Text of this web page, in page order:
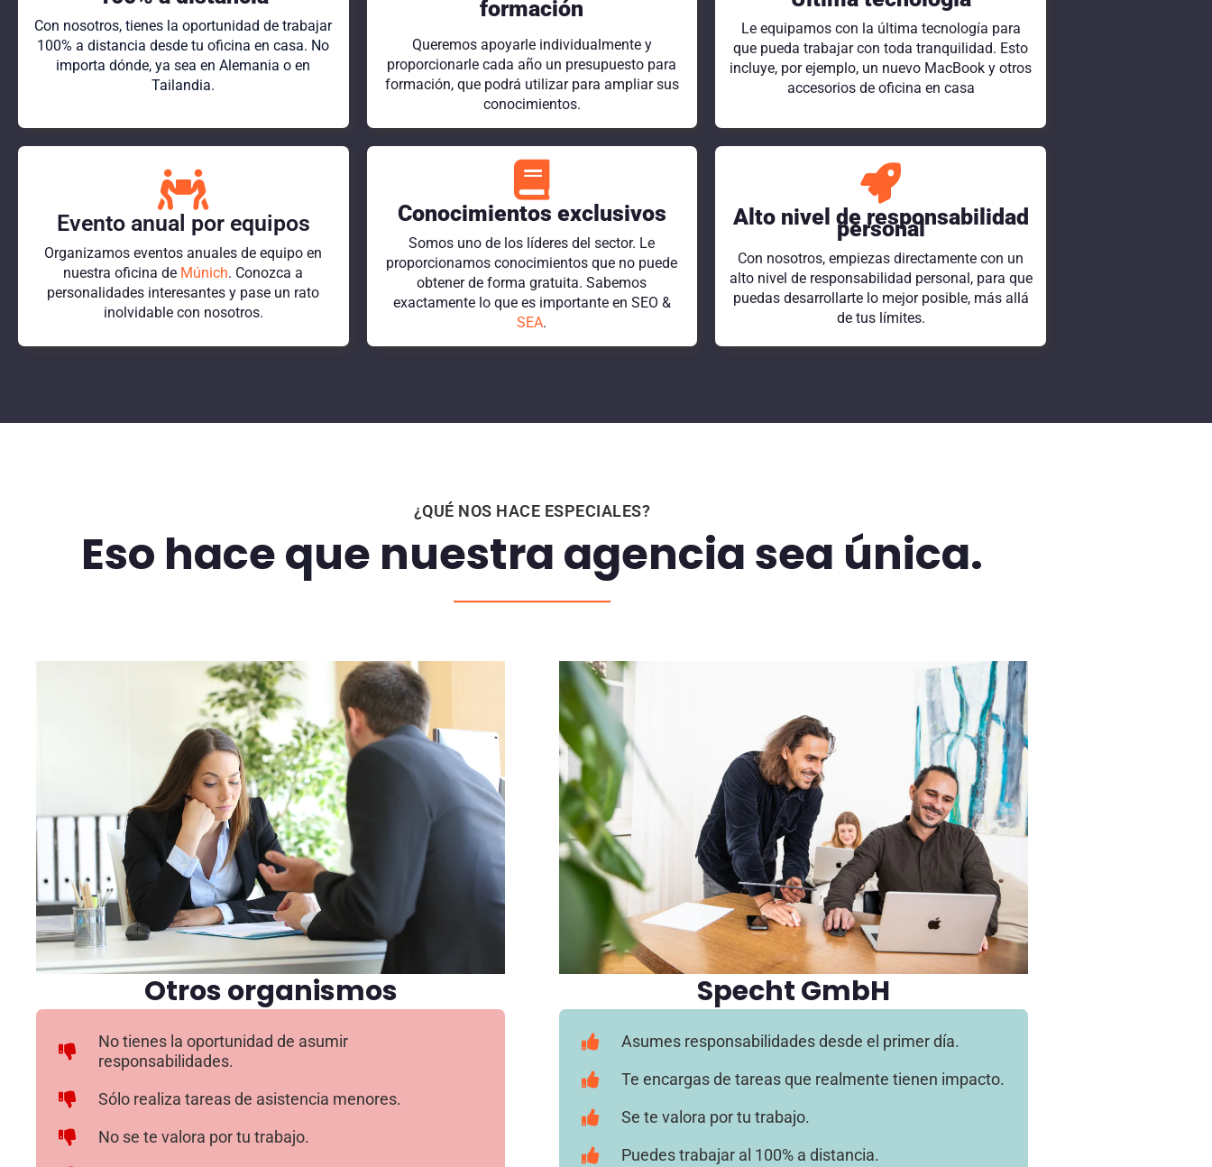
Con nosotros, tienes la oportunidad de trabajar
100% a distancia desde tu oficina en casa. No
importa dónde, ya sea en Alemania o en
Tailandia.
formación
Queremos apoyarle individualmente y
proporcionarle cada año un presupuesto para
formación, que podrá utilizar para ampliar sus
conocimientos.
Le equipamos con la última tecnología para
que pueda trabajar con toda tranquilidad. Esto
incluye, por ejemplo, un nuevo MacBook y otros
accesorios de oficina en casa
Evento anual por equipos
Organizamos eventos anuales de equipo en
nuestra oficina de Múnich. Conozca a
personalidades interesantes y pase un rato
inolvidable con nosotros.
Conocimientos exclusivos
Somos uno de los líderes del sector. Le
proporcionamos conocimientos que no puede
obtener de forma gratuita. Sabemos
exactamente lo que es importante en SEO &
SEA.
Alto nivel de responsabilidad
personal
Con nosotros, empiezas directamente con un
alto nivel de responsabilidad personal, para que
puedas desarrollarte lo mejor posible, más allá
de tus límites.
¿QUÉ NOS HACE ESPECIALES?
Eso hace que nuestra agencia sea única.
Otros organismos
No tienes la oportunidad de asumir
responsabilidades.
Sólo realiza tareas de asistencia menores.
No se te valora por tu trabajo.
Specht GmbH
Asumes responsabilidades desde el primer día.
Te encargas de tareas que realmente tienen impacto.
Se te valora por tu trabajo.
Puedes trabajar al 100% a distancia.